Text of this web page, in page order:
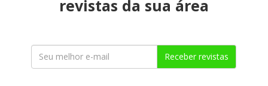
revistas da sua área
Receber revistas